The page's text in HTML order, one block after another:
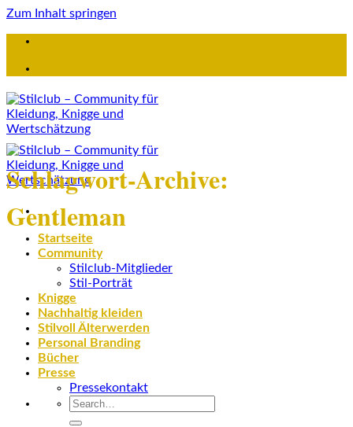
Zum Inhalt springen
Startseite
Community
Stilclub-Mitglieder
Stil-Porträt
Knigge
Nachhaltig kleiden
Stilvoll Älterwerden
Personal Branding
Bücher
Presse
Pressekontakt
Schlagwort-Archive:
Gentleman